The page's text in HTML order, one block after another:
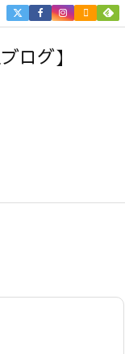
ログ】

